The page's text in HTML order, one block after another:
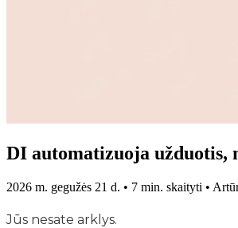
DI automatizuoja užduotis,
2026 m. gegužės 21 d. • 7 min. skaityti •
Jūs nesate arklys.